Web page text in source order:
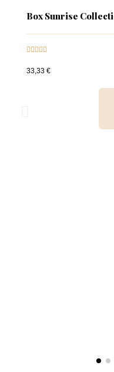
Box Sunrise

33,33 €